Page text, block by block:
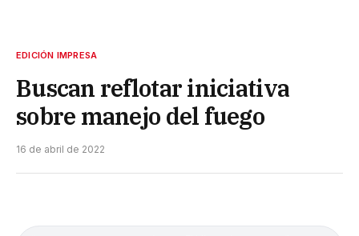
EDICIÓN IMPRESA
Buscan reflotar iniciativa
sobre manejo del fuego
16 de abril de 2022